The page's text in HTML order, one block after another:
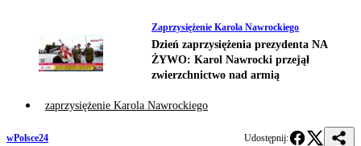
Zaprzysiężenie Karola Nawrockiego
Dzień zaprzysiężenia prezydenta NA
ŻYWO: Karol Nawrocki przejął
zwierzchnictwo nad armią
zaprzysiężenie Karola Nawrockiego
wPolsce24 Udostępnij: